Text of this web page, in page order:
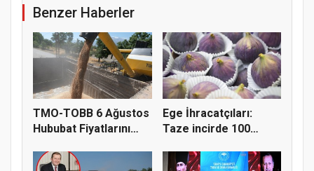
Benzer Haberler
TMO-TOBB 6 Ağustos
Hububat Fiyatlarını
Ege İhracatçıları:
Taze incirde 100